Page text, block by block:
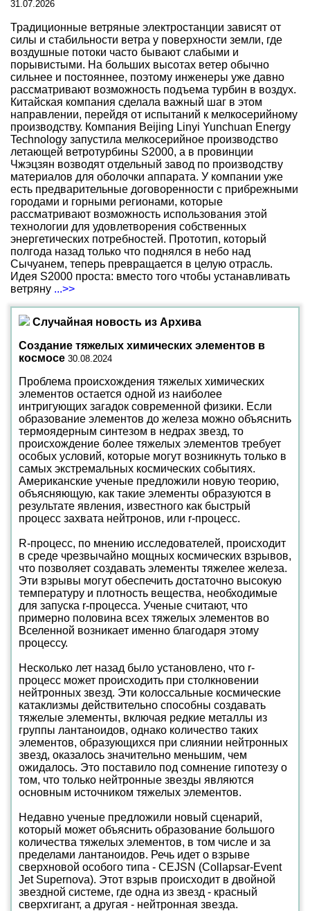
31.07.2026
Традиционные ветряные электростанции зависят от
силы и стабильности ветра у поверхности земли, где
воздушные потоки часто бывают слабыми и
порывистыми. На больших высотах ветер обычно
сильнее и постояннее, поэтому инженеры уже давно
рассматривают возможность подъема турбин в воздух.
Китайская компания сделала важный шаг в этом
направлении, перейдя от испытаний к мелкосерийному
производству. Компания Beijing Linyi Yunchuan Energy
Technology запустила мелкосерийное производство
летающей ветротурбины S2000, а в провинции
Чжэцзян возводят отдельный завод по производству
материалов для оболочки аппарата. У компании уже
есть предварительные договоренности с прибрежными
городами и горными регионами, которые
рассматривают возможность использования этой
технологии для удовлетворения собственных
энергетических потребностей. Прототип, который
полгода назад только что поднялся в небо над
Сычуанем, теперь превращается в целую отрасль.
Идея S2000 проста: вместо того чтобы устанавливать
ветряну ...>>
Случайная новость из Архива
Создание тяжелых химических элементов в
космосе 30.08.2024
Проблема происхождения тяжелых химических
элементов остается одной из наиболее
интригующих загадок современной физики. Если
образование элементов до железа можно объяснить
термоядерным синтезом в недрах звезд, то
происхождение более тяжелых элементов требует
особых условий, которые могут возникнуть только в
самых экстремальных космических событиях.
Американские ученые предложили новую теорию,
объясняющую, как такие элементы образуются в
результате явления, известного как быстрый
процесс захвата нейтронов, или r-процесс.
R-процесс, по мнению исследователей, происходит
в среде чрезвычайно мощных космических взрывов,
что позволяет создавать элементы тяжелее железа.
Эти взрывы могут обеспечить достаточно высокую
температуру и плотность вещества, необходимые
для запуска r-процесса. Ученые считают, что
примерно половина всех тяжелых элементов во
Вселенной возникает именно благодаря этому
процессу.
Несколько лет назад было установлено, что r-
процесс может происходить при столкновении
нейтронных звезд. Эти колоссальные космические
катаклизмы действительно способны создавать
тяжелые элементы, включая редкие металлы из
группы лантаноидов, однако количество таких
элементов, образующихся при слиянии нейтронных
звезд, оказалось значительно меньшим, чем
ожидалось. Это поставило под сомнение гипотезу о
том, что только нейтронные звезды являются
основным источником тяжелых элементов.
Недавно ученые предложили новый сценарий,
который может объяснить образование большого
количества тяжелых элементов, в том числе и за
пределами лантаноидов. Речь идет о взрыве
сверхновой особого типа - CEJSN (Collapsar-Event
Jet Supernova). Этот взрыв происходит в двойной
звездной системе, где одна из звезд - красный
сверхгигант, а другая - нейтронная звезда.